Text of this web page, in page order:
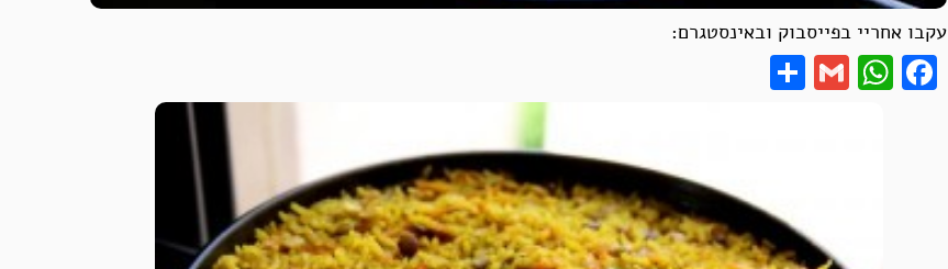
עקבו אחריי בפייסבוק ובאינסטגרם:
Facebook
WhatsApp
Gmail